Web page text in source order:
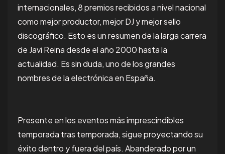
internacionales, 8 premios recibidos a nivel nacional
como mejor productor, mejor DJ y mejor sello
discográfico. Esto es un resumen de la larga carrera
de Javi Reina desde el año 2000 hasta la
actualidad. Es sin duda, uno de los grandes
nombres de la electrónica en España.
Presente en los eventos más imprescindibles
temporada tras temporada, sigue proyectando su
éxito dentro y fuera del país. Abanderado por un